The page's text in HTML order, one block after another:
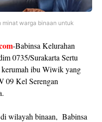
warga binaan untuk
-Babinsa Kelurahan
0735/Surakarta Sertu
ibu Wiwik yang
09 Kel Serengan
wilayah binaan, Babinsa